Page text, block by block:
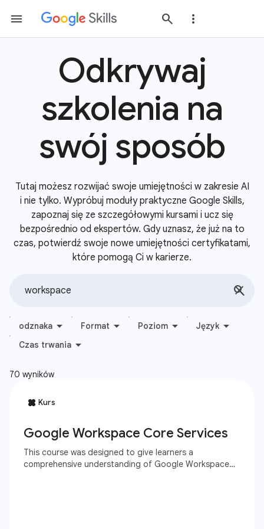
Odkrywaj
szkolenia na
swój sposób
Tutaj możesz rozwijać swoje umiejętności w zakresie AI
i nie tylko. Wypróbuj moduły praktyczne Google Skills,
zapoznaj się ze szczegółowymi kursami i ucz się
bezpośrednio od ekspertów. Gdy uznasz, że już na to
czas, potwierdź swoje nowe umiejętności certyfikatami,
które pomogą Ci w karierze.